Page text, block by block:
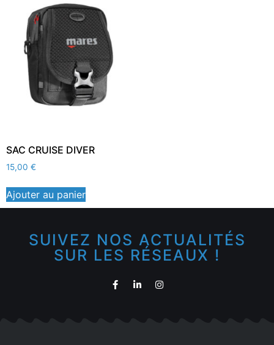
SAC CRUISE DIVER
15,00 €
Ajouter au panier
SUIVEZ NOS ACTUALITÉS
SUR LES RÉSEAUX !